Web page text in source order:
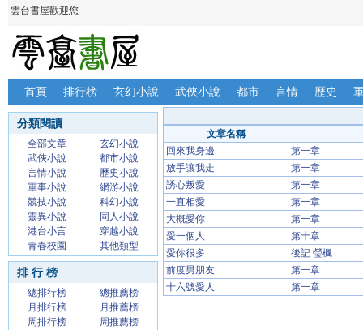
雲台書屋歡迎您
首頁 排行榜 玄幻小說 武俠小說 都市 言情 歷史
分類閱讀
全部文章
玄幻小說
武俠小說
都市小說
言情小說
歷史小說
軍事小說
網游小說
競技小說
科幻小說
靈異小說
同人小說
港台小言
穿越小說
青春校園
其他類型
排 行 榜
總排行榜
總推薦榜
月排行榜
月推薦榜
周排行榜
周推薦榜
文章名稱
回來我身邊
第一章
放手讓我走
第一章
誘心叛愛
第一章
一直相愛
第一章
大概愛你
第一章
愛一個人
第十章
愛你很多
後記 瑩楓
前度男朋友
第一章
十六號愛人
第一章